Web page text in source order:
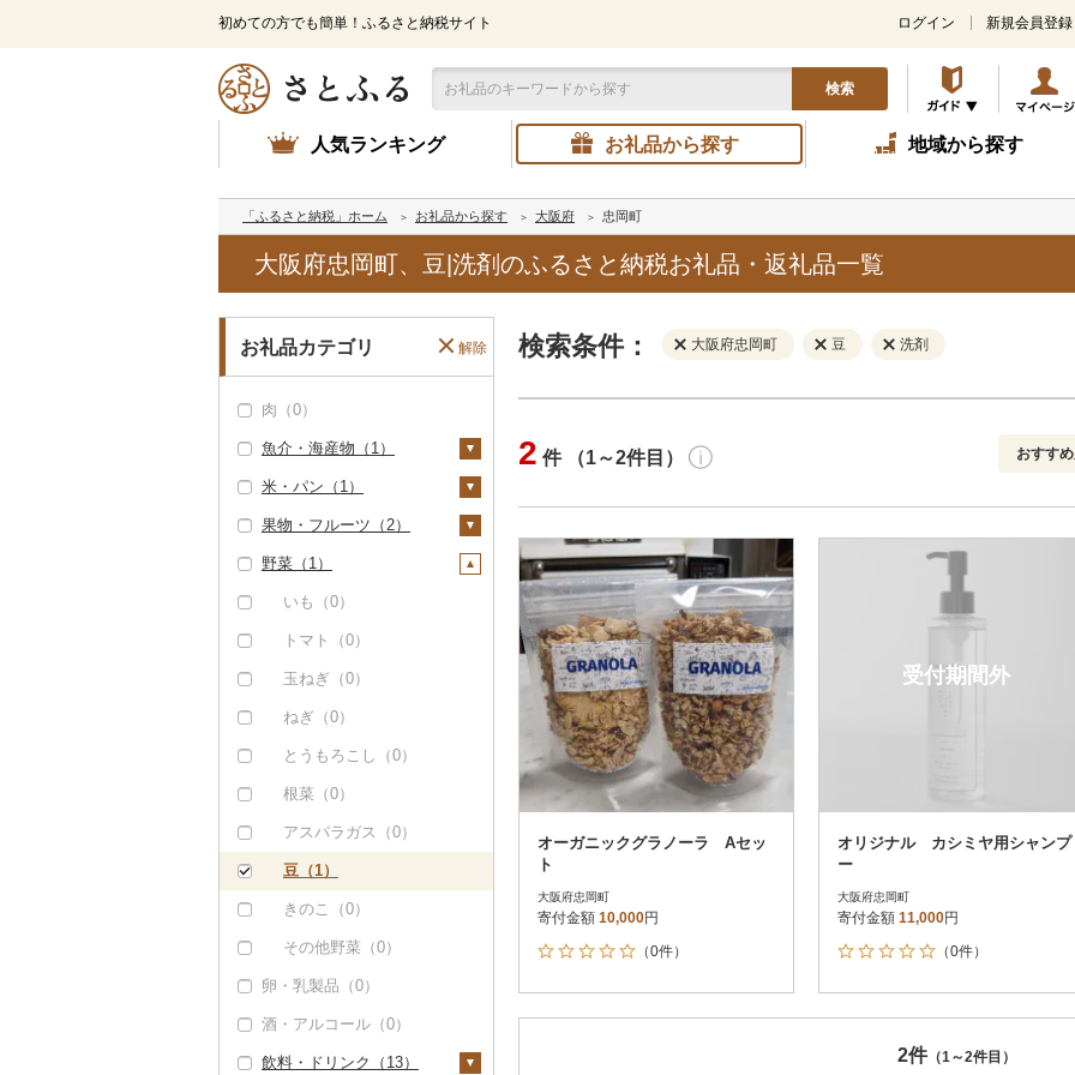
初めての方でも簡単！ふるさと納税サイト ログイン 新規会員登録
検索
人気ランキング お礼品から探す 地域から探す
「ふるさと納税」ホーム お礼品から探す 大阪府 忠岡町
大阪府忠岡町、豆|洗剤のふるさと納税お礼品・返礼品一覧
お礼品カテゴリ 解除
肉（0）
魚介・海産物（1）
カニ（0）
エビ（0）
いくら（0）
うに（0）
明太子・たらこ（0）
その他魚卵（0）
貝（1）
帆立（ホタテ）（0）
鮑（アワビ）（0）
牡蠣（カキ）（1）
あさり（0）
しじみ（0）
サザエ（0）
はまぐり（0）
その他貝（0）
うなぎ（0）
鮮魚（0）
イカ・タコ（0）
海苔・海藻（0）
干物（0）
その他魚介・加工品
（0）
かまぼこ・練り製品
米・パン（1）
米（0）
雑穀（0）
餅（0）
その他穀物加工品
果物・フルーツ（2）
ぶどう・マスカット
マンゴー（0）
みかん・柑橘（0）
野菜（1）
いも（0）
トマト（0）
玉ねぎ（0）
ねぎ（0）
とうもろこし（0）
根菜（0）
アスパラガス（0）
豆（1）
きのこ（0）
その他野菜（0）
卵・乳製品（0）
酒・アルコール（0）
飲料・ドリンク（13）
検索条件： 大阪府忠岡町 豆 洗剤
円
決済方法 解除
PayPay
クレジットカード決済
Amazon Pay
楽天ペイ
メルペイ
コンビニ支払い
ソフトバンクまとめて支払い
d払い
解除
結果を見る（
2 件 （1～2件目） おすす
新着順
オーガニックグラノーラ Aセッ
ト
大阪府忠岡町
寄付金額 10,000円
（0件）
受付期間外
オリジナル カシミヤ用シャンプ
ー
大阪府忠岡町
寄付金額 11,000円
（0件）
2件（1～2件目）